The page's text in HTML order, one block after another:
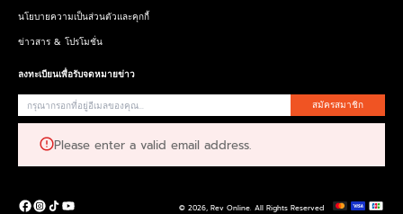
นโยบายความเป็นส่วนตัวและคุกกี้
ข่าวสาร & โปรโมชั่น
ลงทะเบียนเพื่อรับจดหมายข่าว
สมัครสมาชิก
Please enter a valid email address.
© 2026, Rev Online. All Rights Reserved